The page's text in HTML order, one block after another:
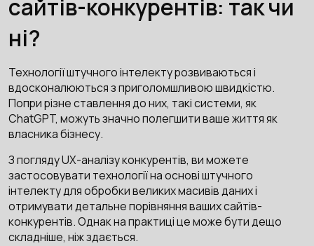
сайтів-конкурентів: так чи
ні?
Технології штучного інтелекту розвиваються і
вдосконалюються з приголомшливою швидкістю.
Попри різне ставлення до них, такі системи, як
ChatGPT, можуть значно полегшити ваше життя як
власника бізнесу.
З погляду UX-аналізу конкурентів, ви можете
застосовувати технології на основі штучного
інтелекту для обробки великих масивів даних і
отримувати детальне порівняння ваших сайтів-
конкурентів. Однак на практиці це може бути дещо
складніше, ніж здається.